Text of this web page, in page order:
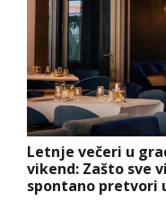
Letnje večeri u
vikend: Zašto sve
spontano pretvori